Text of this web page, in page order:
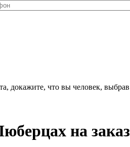
докажите, что вы человек, выбрав
на заказ